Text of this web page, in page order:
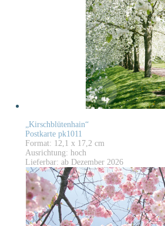
„Kirschblütenhain“
Postkarte pk1011
Format: 12,1 x 17,2 cm
Ausrichtung: hoch
Lieferbar: ab Dezember 2026